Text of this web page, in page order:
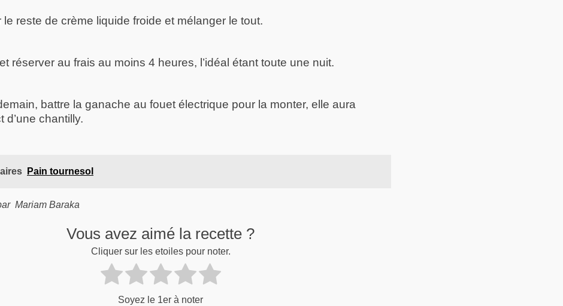
le reste de crème liquide froide et mélanger le tout.
réserver au frais au moins 4 heures, l’idéal étant toute une nuit.
battre la ganache au fouet électrique pour la monter, elle aura
d’une chantilly.
Pain tournesol
Mariam Baraka
Vous avez aimé la recette ?
Cliquer sur les etoiles pour noter.
Soyez le 1er à noter